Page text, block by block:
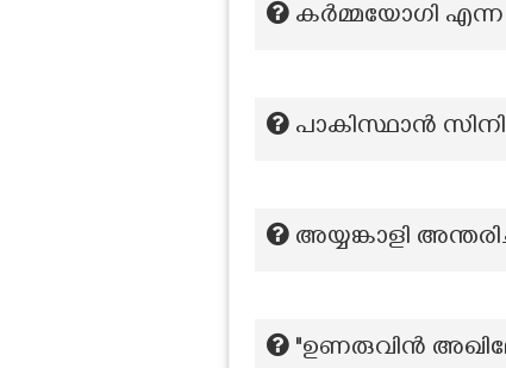
കർമ്മയോഗി എന്ന
പാകിസ്ഥാൻ
അയ്യങ്കാളി
"ഉണരുവിൻ